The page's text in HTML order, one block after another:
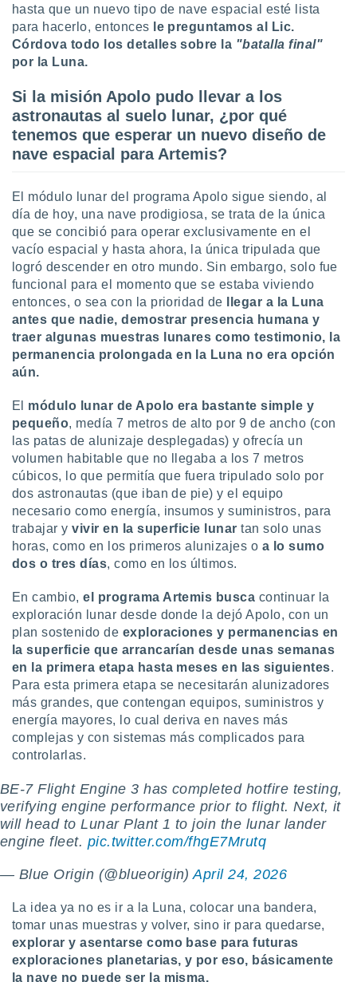
únicos
similares
como
sitio
IP
de
traten tus
en
interés
a lo que
Para
su
datos
momento
en
en
en
de
un
datos
perfiles
utilizar
crear un
uso de
contenido
medir el
la
el
de
de
de
de
uso de
hasta que un nuevo tipo de nave espacial esté lista
para hacerlo, entonces le preguntamos al Lic.
Córdova todo los detalles sobre la "batalla final"
por la Luna.
Si la misión Apolo pudo llevar a los
astronautas al suelo lunar, ¿por qué
tenemos que esperar un nuevo diseño de
nave espacial para Artemis?
El módulo lunar del programa Apolo sigue siendo, al
día de hoy, una nave prodigiosa, se trata de la única
que se concibió para operar exclusivamente en el
vacío espacial y hasta ahora, la única tripulada que
logró descender en otro mundo. Sin embargo, solo fue
funcional para el momento que se estaba viviendo
entonces, o sea con la prioridad de llegar a la Luna
antes que nadie, demostrar presencia humana y
traer algunas muestras lunares como testimonio, la
permanencia prolongada en la Luna no era opción
aún.
El módulo lunar de Apolo era bastante simple y
pequeño, medía 7 metros de alto por 9 de ancho (con
las patas de alunizaje desplegadas) y ofrecía un
volumen habitable que no llegaba a los 7 metros
cúbicos, lo que permitía que fuera tripulado solo por
dos astronautas (que iban de pie) y el equipo
necesario como energía, insumos y suministros, para
trabajar y vivir en la superficie lunar tan solo unas
horas, como en los primeros alunizajes o a lo sumo
dos o tres días, como en los últimos.
En cambio, el programa Artemis busca continuar la
exploración lunar desde donde la dejó Apolo, con un
plan sostenido de exploraciones y permanencias en
la superficie que arrancarían desde unas semanas
en la primera etapa hasta meses en las siguientes.
Para esta primera etapa se necesitarán alunizadores
más grandes, que contengan equipos, suministros y
energía mayores, lo cual deriva en naves más
complejas y con sistemas más complicados para
controlarlas.
BE-7 Flight Engine 3 has completed hotfire testing,
verifying engine performance prior to flight. Next, it
will head to Lunar Plant 1 to join the lunar lander
engine fleet. pic.twitter.com/fhgE7Mrutq
— Blue Origin (@blueorigin)April 24, 2026
La idea ya no es ir a la Luna, colocar una bandera,
tomar unas muestras y volver, sino ir para quedarse,
explorar y asentarse como base para futuras
exploraciones planetarias, y por eso, básicamente
la nave no puede ser la misma.